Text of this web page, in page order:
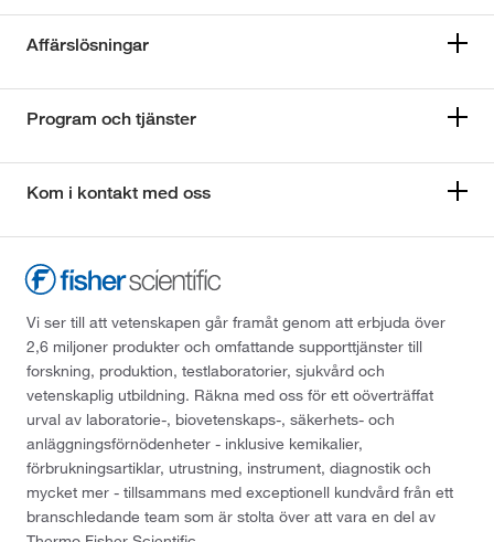
Affärslösningar
Program och tjänster
Kom i kontakt med oss
Vi ser till att vetenskapen går framåt genom att erbjuda över
2,6 miljoner produkter och omfattande supporttjänster till
forskning, produktion, testlaboratorier, sjukvård och
vetenskaplig utbildning. Räkna med oss för ett oöverträffat
urval av laboratorie-, biovetenskaps-, säkerhets- och
anläggningsförnödenheter - inklusive kemikalier,
förbrukningsartiklar, utrustning, instrument, diagnostik och
mycket mer - tillsammans med exceptionell kundvård från ett
branschledande team som är stolta över att vara en del av